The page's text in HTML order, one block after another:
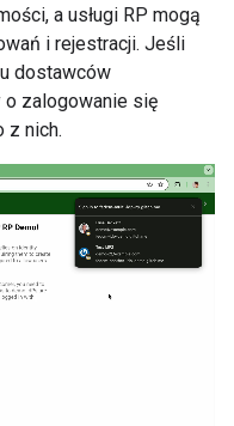
a usługi RP mogą
i rejestracji. Jeśli
dostawców
zalogowanie się
z nich.